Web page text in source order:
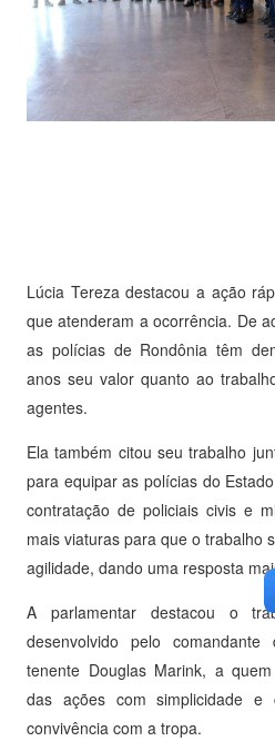
Lúcia Tereza destacou a ação
que atenderam a ocorrência. De
as polícias de Rondônia têm
anos seu valor quanto ao
agentes.
Ela também citou seu trabalho
para equipar as polícias do
contratação de policiais civis e
mais viaturas para que o trabalho
agilidade, dando uma resposta
A parlamentar destacou o
desenvolvido pelo
tenente Douglas Marink, a
das ações com simplicidade
convivência com a tropa.